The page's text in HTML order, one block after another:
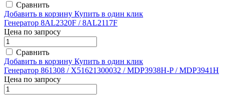
Сравнить
Добавить в корзину Купить в один клик
Генератор 8AL2320F / 8AL2117F
Цена по запросу
Сравнить
Добавить в корзину Купить в один клик
Генератор 861308 / X51621300032 / MDP3938H-P / MDP3941H
Цена по запросу